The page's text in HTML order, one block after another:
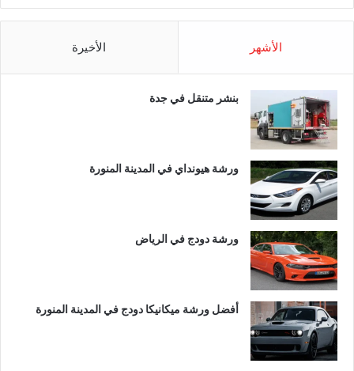
الأشهر الأخيرة
بنشر متنقل في جدة
ورشة هيونداي في المدينة المنورة
ورشة دودج في الرياض
أفضل ورشة ميكانيكا دودج في المدينة المنورة